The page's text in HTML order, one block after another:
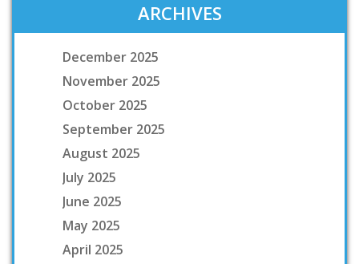
ARCHIVES
December 2025
November 2025
October 2025
September 2025
August 2025
July 2025
June 2025
May 2025
April 2025